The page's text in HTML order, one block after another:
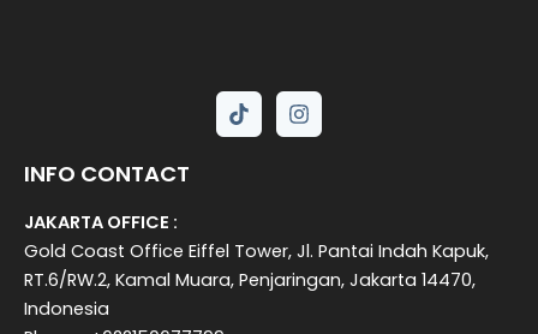
INFO CONTACT
JAKARTA OFFICE :
Gold Coast Office Eiffel Tower, Jl. Pantai Indah Kapuk,
RT.6/RW.2, Kamal Muara, Penjaringan, Jakarta 14470,
Indonesia